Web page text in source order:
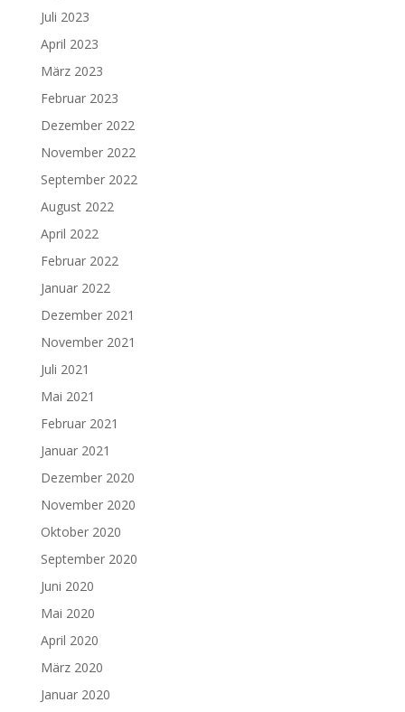
Juli 2023
April 2023
März 2023
Februar 2023
Dezember 2022
November 2022
September 2022
August 2022
April 2022
Februar 2022
Januar 2022
Dezember 2021
November 2021
Juli 2021
Mai 2021
Februar 2021
Januar 2021
Dezember 2020
November 2020
Oktober 2020
September 2020
Juni 2020
Mai 2020
April 2020
März 2020
Januar 2020